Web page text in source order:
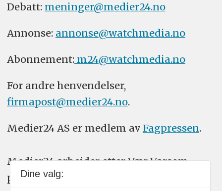
Debatt: meninger@medier24.no
Annonse: annonse@watchmedia.no
Abonnement:m24@watchmedia.no
For andre henvendelser,
firmapost@medier24.no.
Medier24 AS er medlem av Fagpressen.
Medier24 arbeider etter Vær Varsom-
plakatens regler for god presseskikk.
Dine valg: